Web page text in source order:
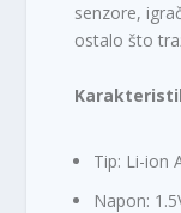
senzore,
ostalo što
Tip: Li-ion
Napon: